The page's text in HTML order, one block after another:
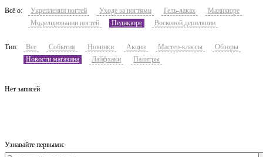
Всё о: Укреплении ногтей Уходе за ногтями Гель-лаках
Маникюре
Моделировании ногтей
Педикюре Восковой депиляции
Тип: Все События Новинки Акции Мастер-классы
Обзоры
Новости магазина
Лайфхаки Палитры
Нет записей
Узнавайте первыми: